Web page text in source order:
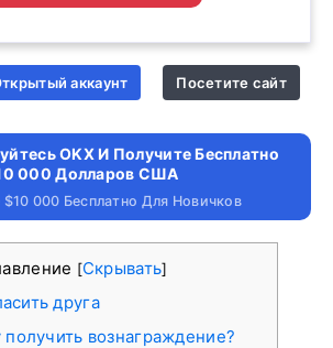
аккаунт Посетите сайт
OKX И Получите Бесплатно
000 Долларов США
$10 000 Бесплатно Для Новичков
[Скрывать]
друга
получить вознаграждение?